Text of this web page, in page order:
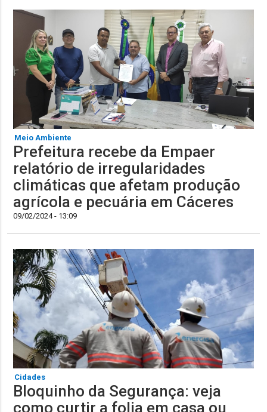
Meio Ambiente
Prefeitura recebe da Empaer
relatório de irregularidades
climáticas que afetam produção
agrícola e pecuária em Cáceres
09/02/2024 - 13:09
Cidades
Bloquinho da Segurança: veja
como curtir a folia em casa ou